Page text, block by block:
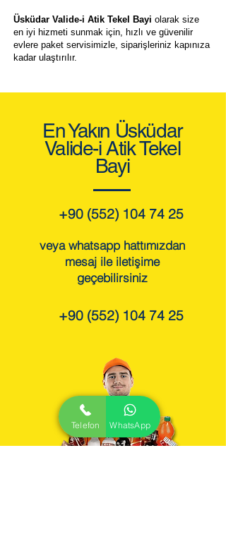
Üsküdar Valide-i Atik Tekel Bayi olarak size
en iyi hizmeti sunmak için, hızlı ve güvenilir
evlere paket servisimizle, siparişleriniz kapınıza
kadar ulaştırılır.
En Yakın Üsküdar
Valide-i Atik Tekel
Bayi
+90 (552) 104 74 25
veya whatsapp hattımızdan
mesaj ile iletişime
geçebilirsiniz
+90 (552) 104 74 25
Telefon WhatsApp